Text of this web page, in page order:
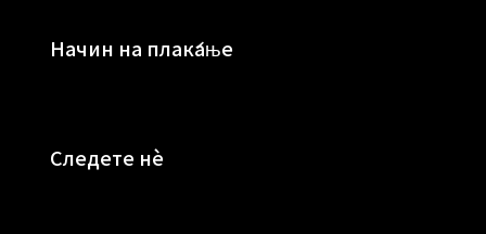
Начин на плаќање
Следете нè